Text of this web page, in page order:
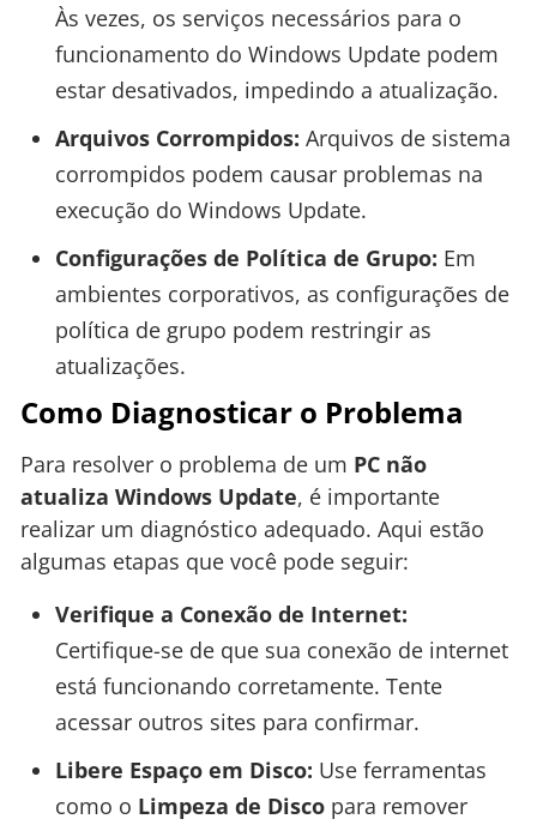
Às vezes, os serviços necessários para o
funcionamento do Windows Update podem
estar desativados, impedindo a atualização.
Arquivos Corrompidos: Arquivos de sistema
corrompidos podem causar problemas na
execução do Windows Update.
Configurações de Política de Grupo: Em
ambientes corporativos, as configurações de
política de grupo podem restringir as
atualizações.
Como Diagnosticar o Problema
Para resolver o problema de um PC não
atualiza Windows Update, é importante
realizar um diagnóstico adequado. Aqui estão
algumas etapas que você pode seguir:
Verifique a Conexão de Internet:
Certifique-se de que sua conexão de internet
está funcionando corretamente. Tente
acessar outros sites para confirmar.
Libere Espaço em Disco: Use ferramentas
como o Limpeza de Discopara remover